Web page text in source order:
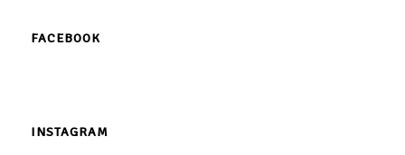
FACEBOOK
INSTAGRAM